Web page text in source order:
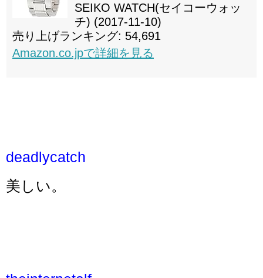
SEIKO WATCH(セイコーウォッ
チ) (2017-11-10)
売り上げランキング: 54,691
Amazon.co.jpで詳細を見る
deadlycatch
美しい。